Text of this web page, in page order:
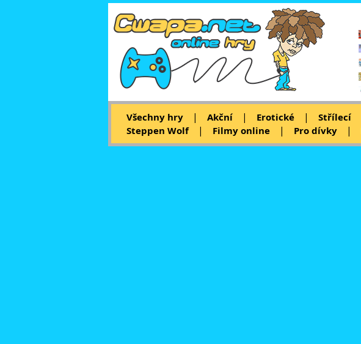
Všechny hry | Akční | Erotické | Střílecí
Steppen Wolf | Filmy online | Pro dívky |